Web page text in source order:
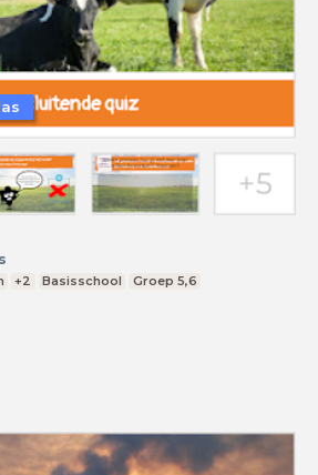
+2 Basisschool Groep 5,6